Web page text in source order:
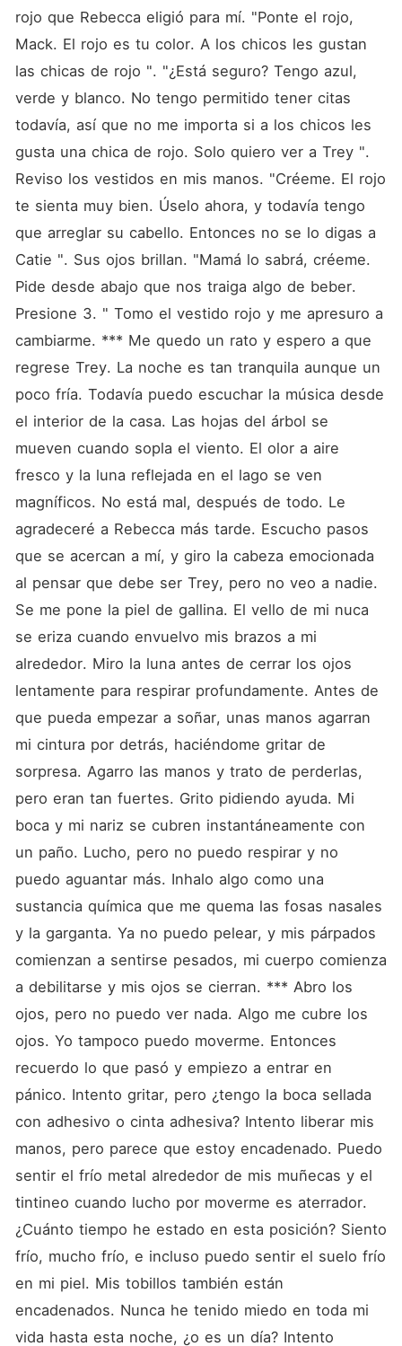
rojo que Rebecca eligió para mí. "Ponte el rojo,
Mack. El rojo es tu color. A los chicos les gustan
las chicas de rojo ". "¿Está seguro? Tengo azul,
verde y blanco. No tengo permitido tener citas
todavía, así que no me importa si a los chicos les
gusta una chica de rojo. Solo quiero ver a Trey ".
Reviso los vestidos en mis manos. "Créeme. El rojo
te sienta muy bien. Úselo ahora, y todavía tengo
que arreglar su cabello. Entonces no se lo digas a
Catie ". Sus ojos brillan. "Mamá lo sabrá, créeme.
Pide desde abajo que nos traiga algo de beber.
Presione 3. " Tomo el vestido rojo y me apresuro a
cambiarme. *** Me quedo un rato y espero a que
regrese Trey. La noche es tan tranquila aunque un
poco fría. Todavía puedo escuchar la música desde
el interior de la casa. Las hojas del árbol se
mueven cuando sopla el viento. El olor a aire
fresco y la luna reflejada en el lago se ven
magníficos. No está mal, después de todo. Le
agradeceré a Rebecca más tarde. Escucho pasos
que se acercan a mí, y giro la cabeza emocionada
al pensar que debe ser Trey, pero no veo a nadie.
Se me pone la piel de gallina. El vello de mi nuca
se eriza cuando envuelvo mis brazos a mi
alrededor. Miro la luna antes de cerrar los ojos
lentamente para respirar profundamente. Antes de
que pueda empezar a soñar, unas manos agarran
mi cintura por detrás, haciéndome gritar de
sorpresa. Agarro las manos y trato de perderlas,
pero eran tan fuertes. Grito pidiendo ayuda. Mi
boca y mi nariz se cubren instantáneamente con
un paño. Lucho, pero no puedo respirar y no
puedo aguantar más. Inhalo algo como una
sustancia química que me quema las fosas nasales
y la garganta. Ya no puedo pelear, y mis párpados
comienzan a sentirse pesados, mi cuerpo comienza
a debilitarse y mis ojos se cierran. *** Abro los
ojos, pero no puedo ver nada. Algo me cubre los
ojos. Yo tampoco puedo moverme. Entonces
recuerdo lo que pasó y empiezo a entrar en
pánico. Intento gritar, pero ¿tengo la boca sellada
con adhesivo o cinta adhesiva? Intento liberar mis
manos, pero parece que estoy encadenado. Puedo
sentir el frío metal alrededor de mis muñecas y el
tintineo cuando lucho por moverme es aterrador.
¿Cuánto tiempo he estado en esta posición? Siento
frío, mucho frío, e incluso puedo sentir el suelo frío
en mi piel. Mis tobillos también están
encadenados. Nunca he tenido miedo en toda mi
vida hasta esta noche, ¿o es un día? Intento